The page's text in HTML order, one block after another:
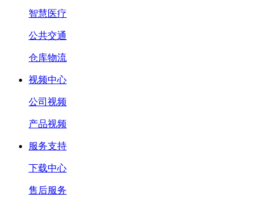
智慧医疗
公共交通
仓库物流
视频中心
公司视频
产品视频
服务支持
下载中心
售后服务